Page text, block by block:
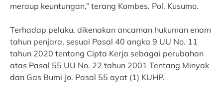
meraup keuntungan,” terang Kombes. Pol. Kusumo.
Terhadap pelaku, dikenakan ancaman hukuman enam
tahun penjara, sesuai Pasal 40 angka 9 UU No. 11
tahun 2020 tentang Cipta Kerja sebagai perubahan
atas Pasal 55 UU No. 22 tahun 2001 Tentang Minyak
dan Gas Bumi Jo. Pasal 55 ayat (1) KUHP.